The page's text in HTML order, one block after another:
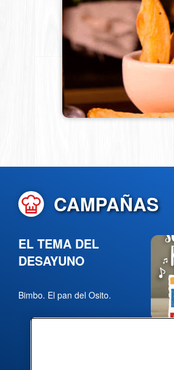
CAMPAÑAS
EL TEMA DEL
DESAYUNO
Bimbo. El pan del Osito.